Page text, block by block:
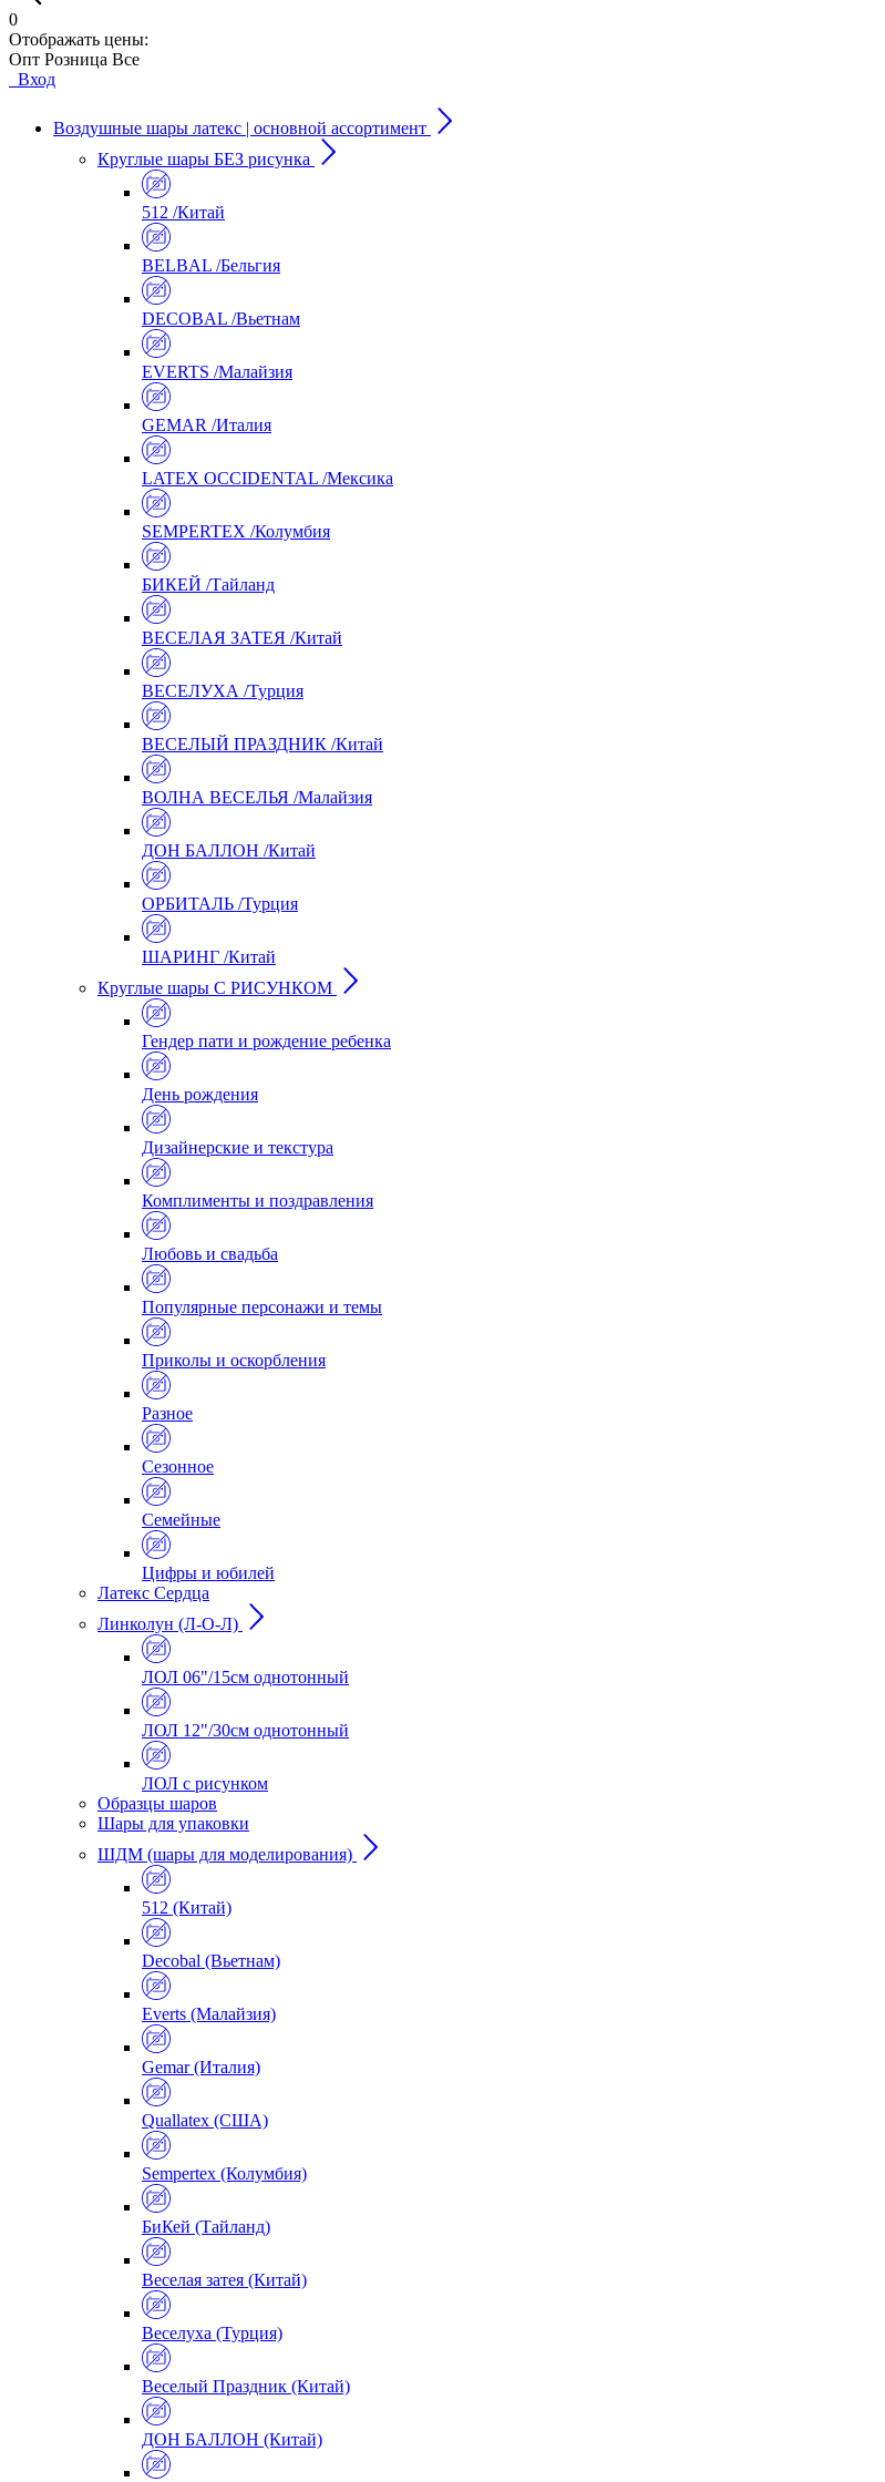
0
Отображать цены:
Опт Розница Все
Вход
Воздушные шары латекс | основной ассортимент
Круглые шары БЕЗ рисунка
512 /Китай
BELBAL /Бельгия
DECOBAL /Вьетнам
EVERTS /Малайзия
GEMAR /Италия
LATEX OCCIDENTAL /Мексика
SEMPERTEX /Колумбия
БИКЕЙ /Тайланд
ВЕСЕЛАЯ ЗАТЕЯ /Китай
ВЕСЕЛУХА /Турция
ВЕСЕЛЫЙ ПРАЗДНИК /Китай
ВОЛНА ВЕСЕЛЬЯ /Малайзия
ДОН БАЛЛОН /Китай
ОРБИТАЛЬ /Турция
ШАРИНГ /Китай
Круглые шары С РИСУНКОМ
Гендер пати и рождение ребенка
День рождения
Дизайнерские и текстура
Комплименты и поздравления
Любовь и свадьба
Популярные персонажи и темы
Приколы и оскорбления
Разное
Сезонное
Семейные
Цифры и юбилей
Латекс Сердца
Линколун (Л-О-Л)
ЛОЛ 06"/15см однотонный
ЛОЛ 12"/30см однотонный
ЛОЛ с рисунком
Образцы шаров
Шары для упаковки
ШДМ (шары для моделирования)
512 (Китай)
Decobal (Вьетнам)
Everts (Малайзия)
Gemar (Италия)
Quallatex (США)
Sempertex (Колумбия)
БиКей (Тайланд)
Веселая затея (Китай)
Веселуха (Турция)
Веселый Праздник (Китай)
ДОН БАЛЛОН (Китай)